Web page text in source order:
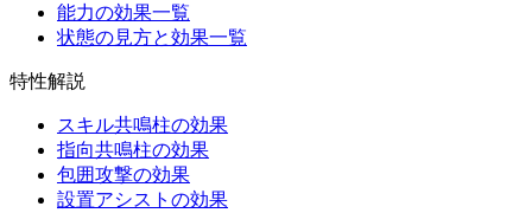
能力の効果一覧
状態の見方と効果一覧
特性解説
スキル共鳴柱の効果
指向共鳴柱の効果
包囲攻撃の効果
設置アシストの効果